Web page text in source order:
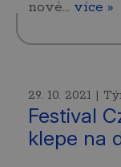
nové… více »
29. 10. 2021 |
Festival
klepe na